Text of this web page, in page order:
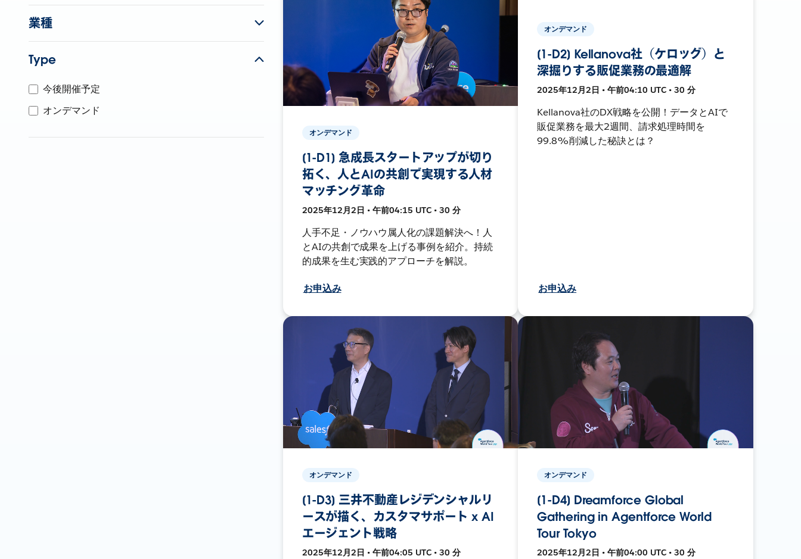
業種
Type
今後開催予定
オンデマンド
オンデマンド
[1-D1] 急成長スタートアップが切り
拓く、人とAIの共創で実現する人材
マッチング革命
2025年12月2日 • 午前04:15 UTC • 30 分
人手不足・ノウハウ属人化の課題解決へ！人
とAIの共創で成果を上げる事例を紹介。持続
的成果を生む実践的アプローチを解説。
お申込み
オンデマンド
[1-D2] Kellanova社（ケロッグ）と
深掘りする販促業務の最適解
2025年12月2日 • 午前04:10 UTC • 30 分
Kellanova社のDX戦略を公開！データとAIで
販促業務を最大2週間、請求処理時間を
99.8%削減した秘訣とは？
お申込み
オンデマンド
[1-D3] 三井不動産レジデンシャルリ
ースが描く、カスタマサポート x AI
エージェント戦略
2025年12月2日 • 午前04:05 UTC • 30 分
オンデマンド
[1-D4] Dreamforce Global
Gathering in Agentforce World
Tour Tokyo
2025年12月2日 • 午前04:00 UTC • 30 分